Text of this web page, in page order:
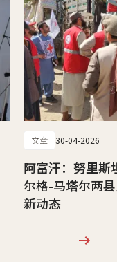
文章 30-04-2026
阿富汗：努里斯
尔格-马塔尔两
新动态